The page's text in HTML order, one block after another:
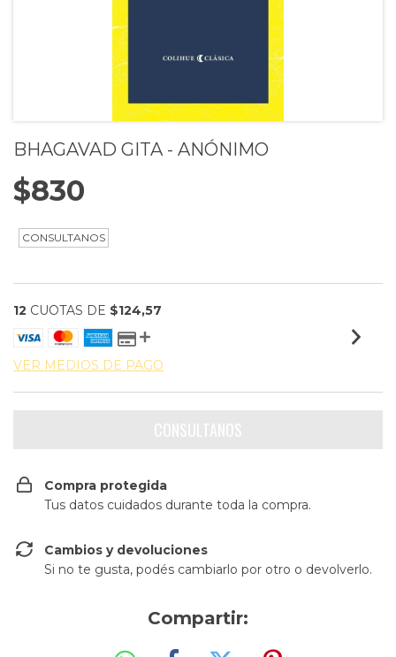
BHAGAVAD GITA - ANÓNIMO
$830
12 CUOTAS DE $124,57
VER MEDIOS DE PAGO
Compra protegida
Tus datos cuidados durante toda la compra.
Cambios y devoluciones
Si no te gusta, podés cambiarlo por otro o devolverlo.
Compartir: